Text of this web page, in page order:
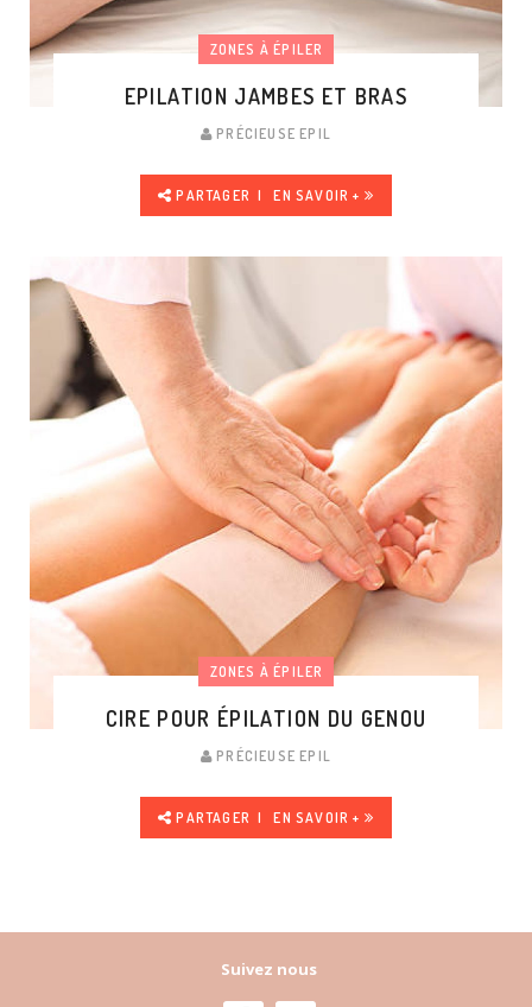
ZONES À ÉPILER
EPILATION JAMBES ET BRAS
PRÉCIEUSE EPIL
PARTAGER EN SAVOIR +
ZONES À ÉPILER
CIRE POUR ÉPILATION DU GENOU
PRÉCIEUSE EPIL
PARTAGER EN SAVOIR +
Suivez nous